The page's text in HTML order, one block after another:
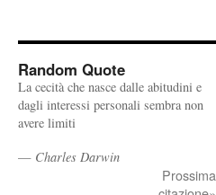
Random Quote
La cecità che nasce dalle abitudini e
dagli interessi personali sembra non
avere limiti
— Charles Darwin
Prossima